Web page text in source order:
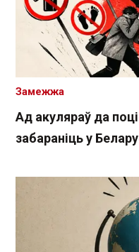
Ад акуляраў да
забараніць у
Замежжа